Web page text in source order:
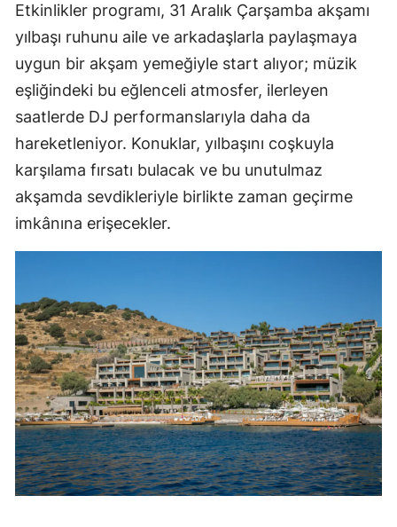
Etkinlikler programı, 31 Aralık Çarşamba akşamı
yılbaşı ruhunu aile ve arkadaşlarla paylaşmaya
uygun bir akşam yemeğiyle start alıyor; müzik
eşliğindeki bu eğlenceli atmosfer, ilerleyen
saatlerde DJ performanslarıyla daha da
hareketleniyor. Konuklar, yılbaşını coşkuyla
karşılama fırsatı bulacak ve bu unutulmaz
akşamda sevdikleriyle birlikte zaman geçirme
imkânına erişecekler.